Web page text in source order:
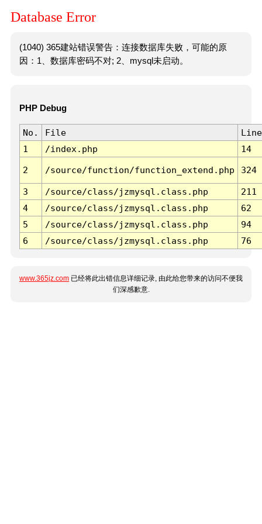
Database Error
(1040) 365建站错误警告：连接数据库失败，可能的原
因：1、数据库密码不对; 2、mysql未启动。
PHP Debug
No. File
Line
1
/index.php 14
2 /source/function/function_extend.php 324
3 /source/class/jzmysql.class.php
211
4
/source/class/jzmysql.class.php
62
5
/source/class/jzmysql.class.php
94
6
/source/class/jzmysql.class.php 76
www.365jz.com 已经将此出错信息详细记录, 由此给您带来的访问不便我
们深感歉意.